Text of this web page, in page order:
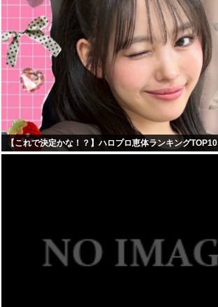
【これで決定かな！？】ハロプロ恵体ランキングTOP10